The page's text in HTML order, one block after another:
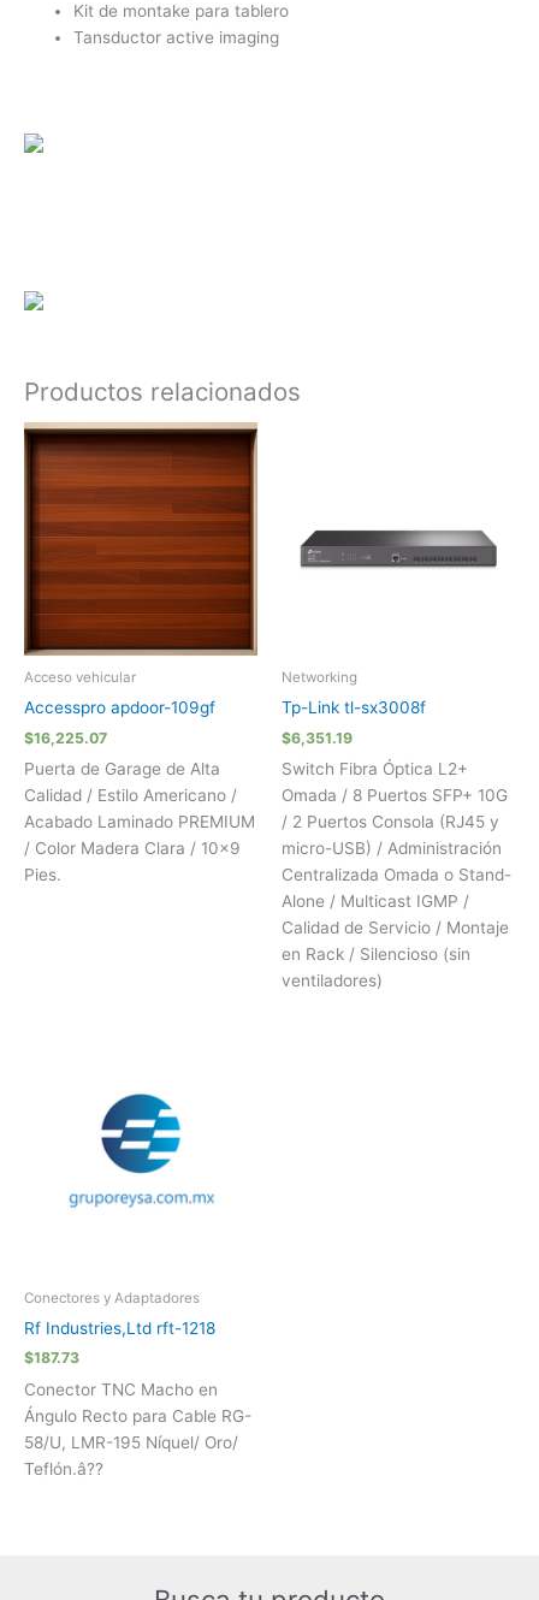
Kit de montake para tablero
Tansductor active imaging
Productos relacionados
Acceso vehicular
Accesspro apdoor-109gf
$16,225.07
Puerta de Garage de Alta
Calidad / Estilo Americano /
Acabado Laminado PREMIUM
/ Color Madera Clara / 10×9
Pies.
Networking
Tp-Link tl-sx3008f
$6,351.19
Switch Fibra Óptica L2+
Omada / 8 Puertos SFP+ 10G
/ 2 Puertos Consola (RJ45 y
micro-USB) / Administración
Centralizada Omada o Stand-
Alone / Multicast IGMP /
Calidad de Servicio / Montaje
en Rack / Silencioso (sin
ventiladores)
Conectores y Adaptadores
Rf Industries,Ltd rft-1218
$187.73
Conector TNC Macho en
Ángulo Recto para Cable RG-
58/U, LMR-195 Níquel/ Oro/
Teflón.â??